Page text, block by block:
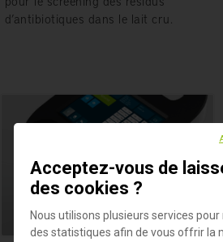
d’antibiotiques dans le lait cru.
Acceptez-vous de
des cookies ?
Nous utilisons plusieurs services
des statistiques afin de vous offrir la